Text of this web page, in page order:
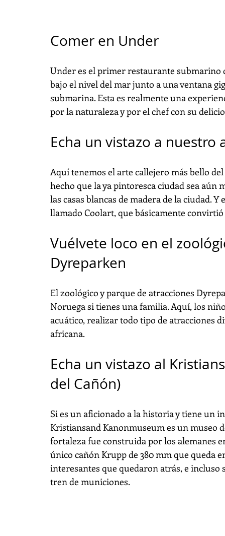
Comer en Under
Under es el primer restaurante submarino
bajo el nivel del mar junto a una ventana
submarina. Esta es realmente una
por la naturaleza y por el chef con su
Echa un vistazo a nuestro
Aquí tenemos el arte callejero más bello
hecho que la ya pintoresca ciudad sea
las casas blancas de madera de la ciudad.
llamado Coolart, que básicamente
Vuélvete loco en el
Dyreparken
El zoológico y parque de atracciones
Noruega si tienes una familia. Aquí, los
acuático, realizar todo tipo de atracciones
africana.
Echa un vistazo al
del Cañón)
Si es un aficionado a la historia y tiene un
Kristiansand Kanonmuseum es un museo
fortaleza fue construida por los alemanes
único cañón Krupp de 380 mm que queda
interesantes que quedaron atrás, e
tren de municiones.